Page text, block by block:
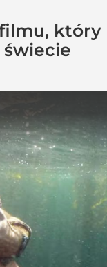
który
świecie